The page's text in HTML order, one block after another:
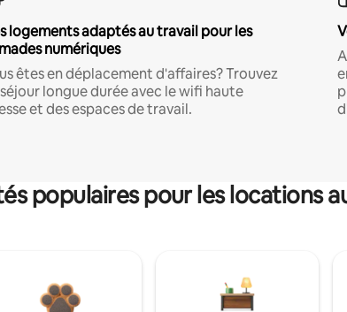
logements adaptés au travail pour les
numériques
êtes en déplacement d'affaires? Trouvez
longue durée avec le wifi haute
et des espaces de travail.
populaires pour les locations